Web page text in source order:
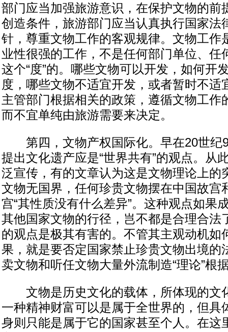
部门应当加强旅游意识，在保护文物的前
创造条件，旅游部门应当认真执行国家法
针，尊重文物工作的客观规律。文物工作
业性很强的工作，不是任何部门单位、任
这个“度”的。哪些文物可以开发，如何开
度，哪些文物不适宜开发，或者暂时不适
主管部门根据相关的政策，遵循文物工作
而不宜单纯由旅游需要来决定。
第四，文物产权国际化。早在20世纪
提出文化遗产应是“世界共有”的观点。从
泛宣传，有的文章认为这是文物理论上的
文物无国界，任何珍贵文物摆在中国故宫
宫“其性质没有什么差异”。这种观点如果
其他国家文物的行径，岂不都是合理合法
的观点是极其有害的。不管其主观动机如
果，就是要否定国家禁止珍贵文物出境的
卖文物和听任文物大量外流制造“理论”根
文物是历史文化的载体，所体现的文
一种精神财富可以是属于全世界的，但具
身则只能是属于它的国家甚至个人。在这